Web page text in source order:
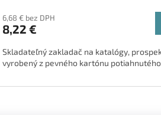
6,68 € bez DPH
8,22 €
Skladateľný zakladač na katalógy,
vyrobený z pevného kartónu potiahnutého